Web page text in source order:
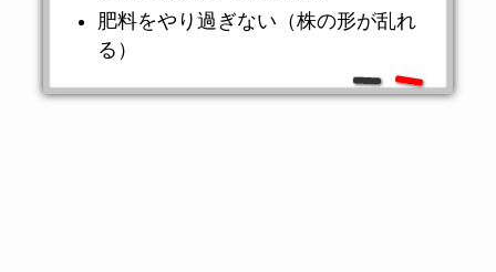
肥料をやり過ぎない（株の形が乱れ
る）